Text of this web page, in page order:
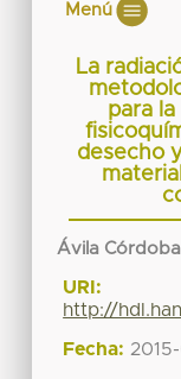
Menú
La
para
desecho
Ávila
URI:
http://
Fecha: